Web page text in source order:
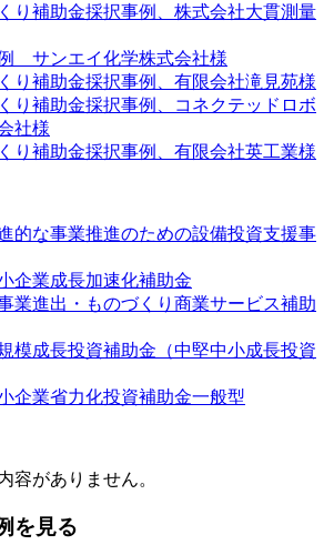
り補助金採択事例、株式会社大貫測量
サンエイ化学株式会社様
り補助金採択事例、有限会社滝見苑様
り補助金採択事例、コネクテッドロボ
社様
り補助金採択事例、有限会社英工業様
進的な事業推進のための設備投資支援事
企業成長加速化補助金
事業進出・ものづくり商業サービス補助
規模成長投資補助金（中堅中小成長投資
小企業省力化投資補助金一般型
容がありません。
を見る